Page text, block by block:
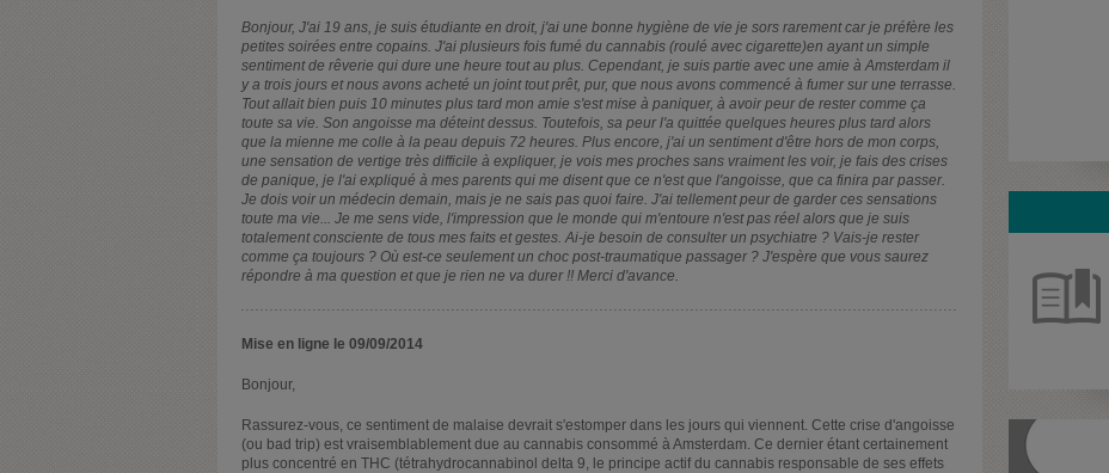
Bonjour, J'ai 19 ans, je suis étudiante en droit, j'ai une bonne hygiène de vie je sors rarement car je préfère les
petites soirées entre copains. J'ai plusieurs fois fumé du cannabis (roulé avec cigarette)en ayant un simple
sentiment de rêverie qui dure une heure tout au plus. Cependant, je suis partie avec une amie à Amsterdam il
y a trois jours et nous avons acheté un joint tout prêt, pur, que nous avons commencé à fumer sur une terrasse.
Tout allait bien puis 10 minutes plus tard mon amie s'est mise à paniquer, à avoir peur de rester comme ça
toute sa vie. Son angoisse ma déteint dessus. Toutefois, sa peur l'a quittée quelques heures plus tard alors
que la mienne me colle à la peau depuis 72 heures. Plus encore, j'ai un sentiment d'être hors de mon corps,
une sensation de vertige très difficile à expliquer, je vois mes proches sans vraiment les voir, je fais des crises
de panique, je l'ai expliqué à mes parents qui me disent que ce n'est que l'angoisse, que ca finira par passer.
Je dois voir un médecin demain, mais je ne sais pas quoi faire. J'ai tellement peur de garder ces sensations
toute ma vie... Je me sens vide, l'impression que le monde qui m'entoure n'est pas réel alors que je suis
totalement consciente de tous mes faits et gestes. Ai-je besoin de consulter un psychiatre ? Vais-je rester
comme ça toujours ? Où est-ce seulement un choc post-traumatique passager ? J'espère que vous saurez
répondre à ma question et que je rien ne va durer !! Merci d'avance.
Mise en ligne le 09/09/2014
Bonjour,
Rassurez-vous, ce sentiment de malaise devrait s'estomper dans les jours qui viennent. Cette crise d'angoisse
(ou bad trip) est vraisemblablement due au cannabis consommé à Amsterdam. Ce dernier étant certainement
plus concentré en THC (tétrahydrocannabinol delta 9, le principe actif du cannabis responsable de ses effets